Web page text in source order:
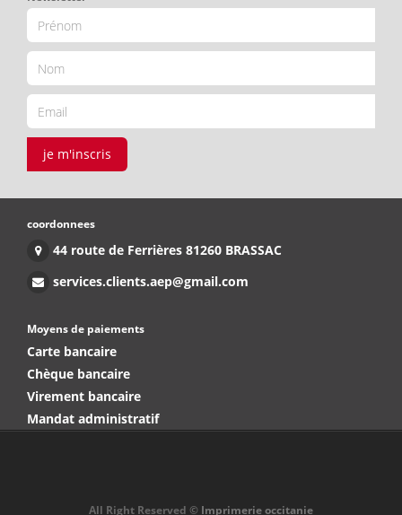
je m'inscris
coordonnees
44 route de Ferrières 81260 BRASSAC
services.clients.aep@gmail.com
Moyens de paiements
Carte bancaire
Chèque bancaire
Virement bancaire
Mandat administratif
All Right Reserved © Imprimerie occitanie